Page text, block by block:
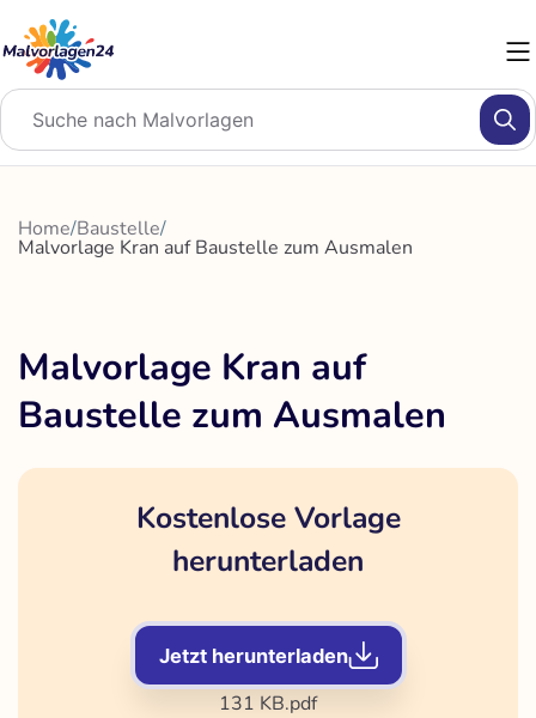
Inhalt
springen
Home/Baustelle/
Malvorlage Kran auf Baustelle zum Ausmalen
Malvorlage Kran auf
Baustelle zum Ausmalen
Kostenlose Vorlage
herunterladen
Jetzt herunterladen
131 KB.pdf